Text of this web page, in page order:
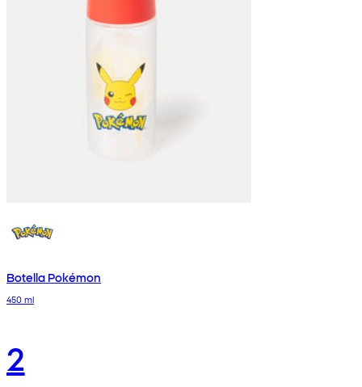
Botella Pokémon
450 ml
2